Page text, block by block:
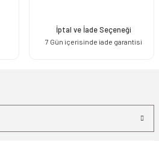
İptal ve İade Seçeneği
7 Gün içerisinde iade garantisi